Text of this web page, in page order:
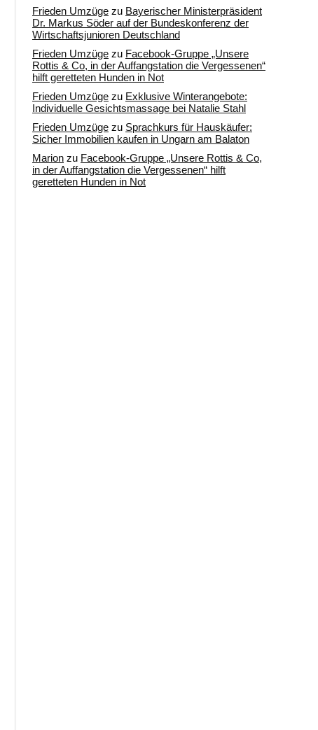
Frieden Umzüge zu Bayerischer Ministerpräsident
Dr. Markus Söder auf der Bundeskonferenz der
Wirtschaftsjunioren Deutschland
Frieden Umzüge zu Facebook-Gruppe „Unsere
Rottis & Co, in der Auffangstation die Vergessenen“
hilft geretteten Hunden in Not
Frieden Umzüge zu Exklusive Winterangebote:
Individuelle Gesichtsmassage bei Natalie Stahl
Frieden Umzüge zu Sprachkurs für Hauskäufer:
Sicher Immobilien kaufen in Ungarn am Balaton
Marion zu Facebook-Gruppe „Unsere Rottis & Co,
in der Auffangstation die Vergessenen“ hilft
geretteten Hunden in Not